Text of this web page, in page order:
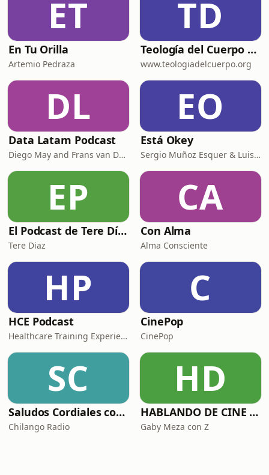
ET
En Tu Orilla
Artemio Pedraza
TD
Teología del Cuerpo para Dummies
www.teologiadelcuerpo.org
DL
Data Latam Podcast
Diego May and Frans van Dunné
EO
Está Okey
Sergio Muñoz Esquer & Luisa Fernanda Perez
EP
El Podcast de Tere Díaz
Tere Diaz
CA
Con Alma
Alma Consciente
HP
HCE Podcast
Healthcare Training Experience
C
CinePop
CinePop
SC
Saludos Cordiales con Gaby Meza
Chilango Radio
HD
HABLANDO DE CINE CON
Gaby Meza con Z